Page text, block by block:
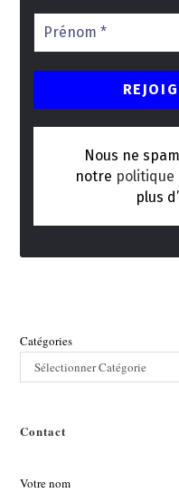
Nous ne
notre politique
plus
Catégories
Sélectionner Catégorie
Contact
Votre nom